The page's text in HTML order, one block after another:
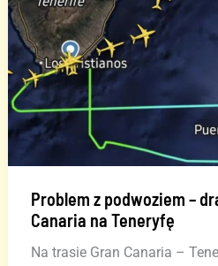
sprawie
bagażu
podręcznego
Problem z podwoziem –
Canaria na Teneryfę
Na trasie Gran Canaria –